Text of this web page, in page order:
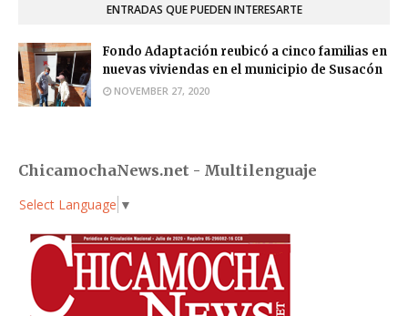
ENTRADAS QUE PUEDEN INTERESARTE
Fondo Adaptación reubicó a cinco familias en
nuevas viviendas en el municipio de Susacón
NOVEMBER 27, 2020
ChicamochaNews.net - Multilenguaje
Select Language ▼